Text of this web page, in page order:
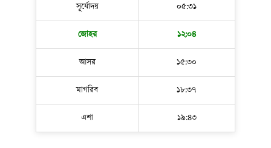
সূর্যোদয় ০৫:৩১
জোহর ১২:০৪
আসর ১৫:৩০
মাগরিব ১৮:৩৭
এশা ১৯:৪৩